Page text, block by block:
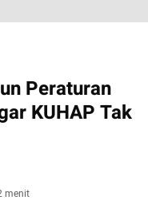
Peraturan
KUHAP Tak
menit